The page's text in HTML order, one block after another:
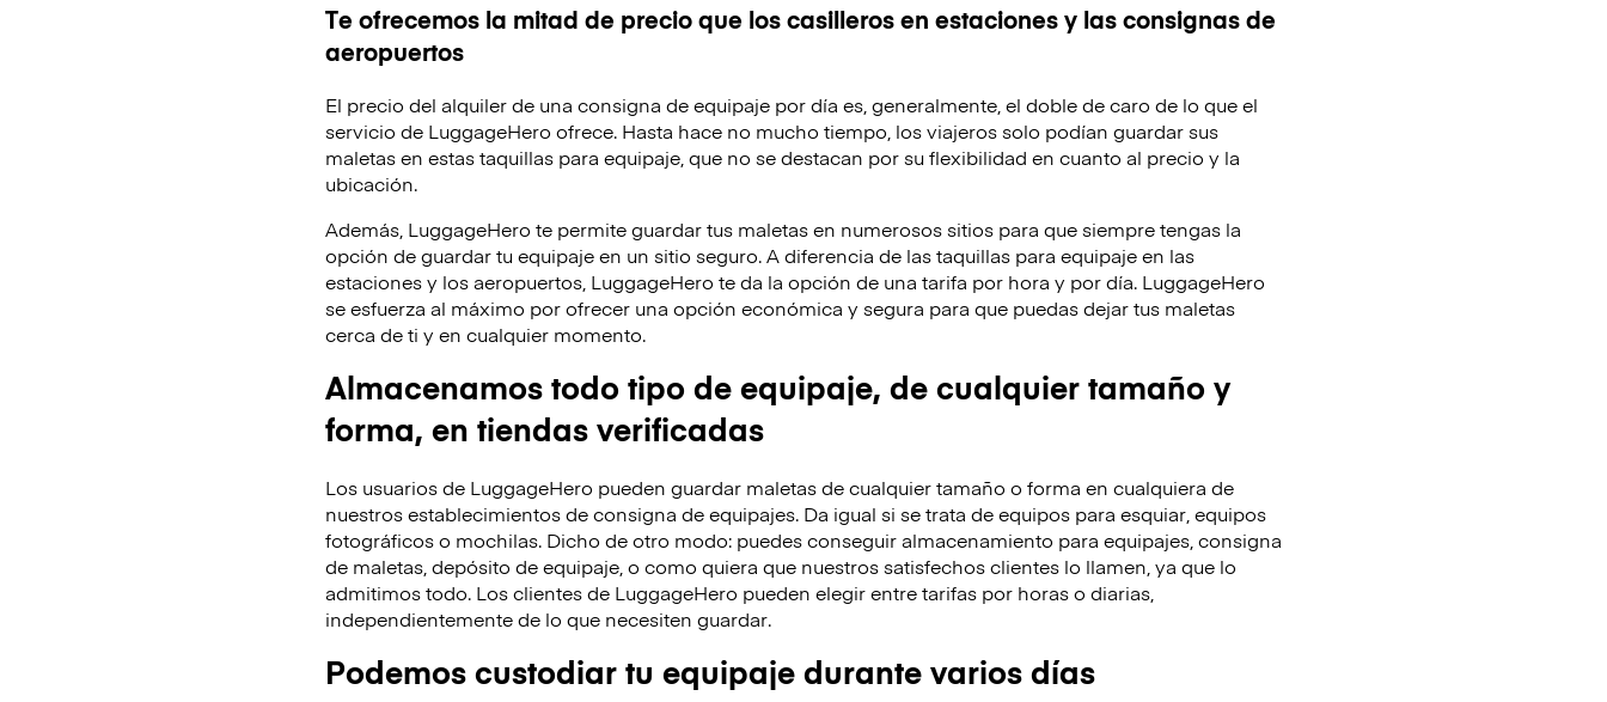
Te ofrecemos la mitad de precio que los casilleros en estaciones y las consignas de
aeropuertos
El precio del alquiler de una consigna de equipaje por día es, generalmente, el doble de caro de lo que el
servicio de LuggageHero ofrece. Hasta hace no mucho tiempo, los viajeros solo podían guardar sus
maletas en estas taquillas para equipaje, que no se destacan por su flexibilidad en cuanto al precio y la
ubicación.
Además, LuggageHero te permite guardar tus maletas en numerosos sitios para que siempre tengas la
opción de guardar tu equipaje en un sitio seguro. A diferencia de las taquillas para equipaje en las
estaciones y los aeropuertos, LuggageHero te da la opción de una tarifa por hora y por día. LuggageHero
se esfuerza al máximo por ofrecer una opción económica y segura para que puedas dejar tus maletas
cerca de ti y en cualquier momento.
Almacenamos todo tipo de equipaje, de cualquier tamaño y
forma, en tiendas verificadas
Los usuarios de LuggageHero pueden guardar maletas de cualquier tamaño o forma en cualquiera de
nuestros establecimientos de consigna de equipajes. Da igual si se trata de equipos para esquiar, equipos
fotográficos o mochilas. Dicho de otro modo: puedes conseguir almacenamiento para equipajes, consigna
de maletas, depósito de equipaje, o como quiera que nuestros satisfechos clientes lo llamen, ya que lo
admitimos todo. Los clientes de LuggageHero pueden elegir entre tarifas por horas o diarias,
independientemente de lo que necesiten guardar.
Podemos custodiar tu equipaje durante varios días